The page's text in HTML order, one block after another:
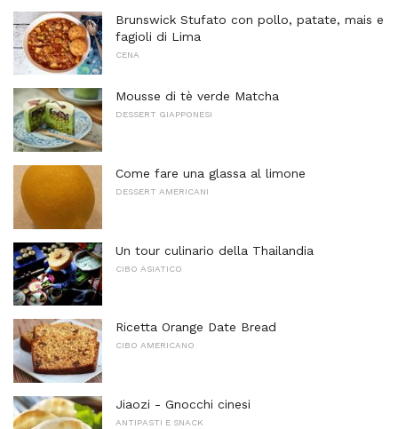
Brunswick Stufato con pollo, patate, mais e
fagioli di Lima
CENA
Mousse di tè verde Matcha
DESSERT GIAPPONESI
Come fare una glassa al limone
DESSERT AMERICANI
Un tour culinario della Thailandia
CIBO ASIATICO
Ricetta Orange Date Bread
CIBO AMERICANO
Jiaozi - Gnocchi cinesi
ANTIPASTI E SNACK